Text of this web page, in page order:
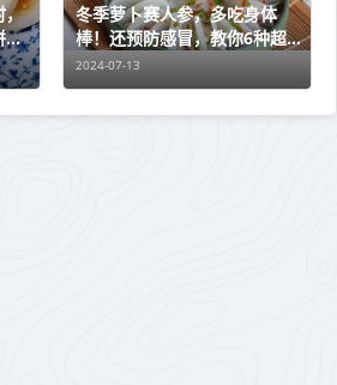
，
，
冬季萝卜赛人参，多吃身体
棒！还预防感冒，教你6种超
好吃的做法
2024-07-13